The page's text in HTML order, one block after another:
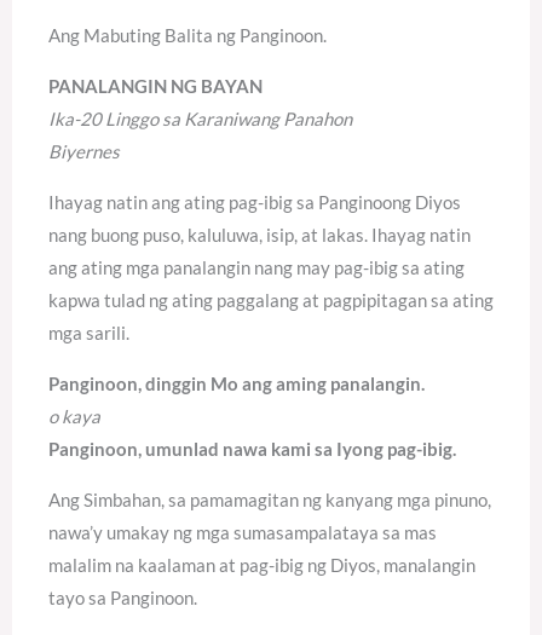
Ang Mabuting Balita ng Panginoon.
PANALANGIN NG BAYAN
Ika-20 Linggo sa Karaniwang Panahon
Biyernes
Ihayag natin ang ating pag-ibig sa Panginoong Diyos
nang buong puso, kaluluwa, isip, at lakas. Ihayag natin
ang ating mga panalangin nang may pag-ibig sa ating
kapwa tulad ng ating paggalang at pagpipitagan sa ating
mga sarili.
Panginoon, dinggin Mo ang aming panalangin.
o kaya
Panginoon, umunlad nawa kami sa Iyong pag-ibig.
Ang Simbahan, sa pamamagitan ng kanyang mga pinuno,
nawa’y umakay ng mga sumasampalataya sa mas
malalim na kaalaman at pag-ibig ng Diyos, manalangin
tayo sa Panginoon.